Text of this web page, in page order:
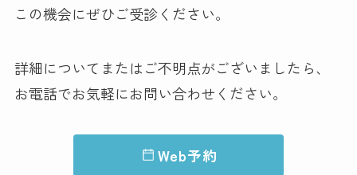
この機会にぜひご受診ください。
詳細についてまたはご不明点がございましたら、
お電話でお気軽にお問い合わせください。
Web予約